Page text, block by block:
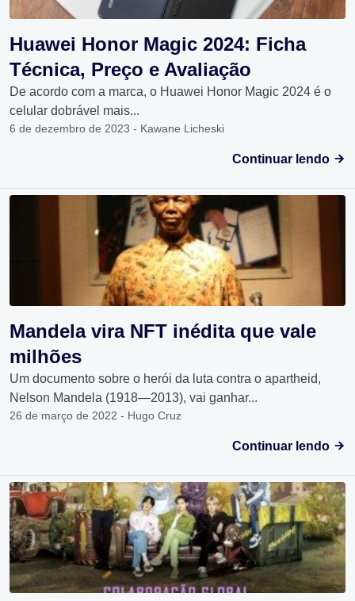
Huawei Honor Magic 2024: Ficha
Técnica, Preço e Avaliação
De acordo com a marca, o Huawei Honor Magic 2024 é o
celular dobrável mais...
6 de dezembro de 2023 - Kawane Licheski
Continuar lendo
Mandela vira NFT inédita que vale
milhões
Um documento sobre o herói da luta contra o apartheid,
Nelson Mandela (1918—2013), vai ganhar...
26 de março de 2022 - Hugo Cruz
Continuar lendo